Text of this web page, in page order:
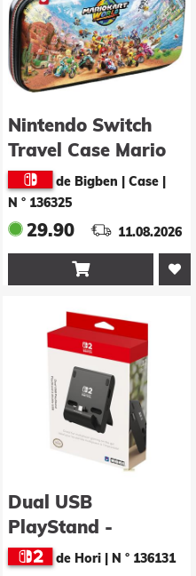
Nintendo Switch
Travel Case Mario
Kart World
de Bigben | Case
N ° 136325
29.90 11.08.2026

Dual USB
PlayStand -
Schwarz-
de Hori N ° 136131